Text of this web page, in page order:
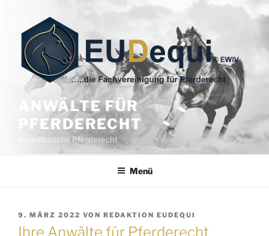
springen
ANWÄLTE FÜR
PFERDERECHT
Anwaltssuche Pferderecht
Menü
VERÖFFENTLICHT
AM
9. MÄRZ 2022 VON REDAKTION EUDEQUI
Ihre Anwälte für Pferderecht